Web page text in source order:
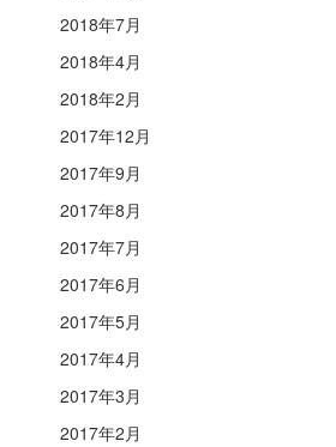
2018年7月
2018年4月
2018年2月
2017年12月
2017年9月
2017年8月
2017年7月
2017年6月
2017年5月
2017年4月
2017年3月
2017年2月